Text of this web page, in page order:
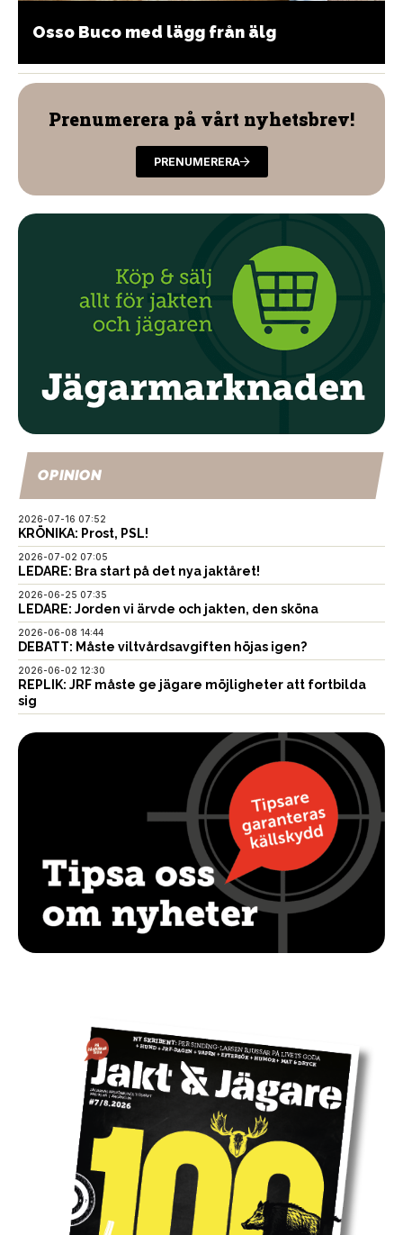
Osso Buco med lägg från älg
Prenumerera på vårt nyhetsbrev!
PRENUMERERA
OPINION
2026-07-16 07:52
KRÖNIKA: Prost, PSL!
2026-07-02 07:05
LEDARE: Bra start på det nya jaktåret!
2026-06-25 07:35
LEDARE: Jorden vi ärvde och jakten, den sköna
2026-06-08 14:44
DEBATT: Måste viltvårdsavgiften höjas igen?
2026-06-02 12:30
REPLIK: JRF måste ge jägare möjligheter att fortbilda
sig